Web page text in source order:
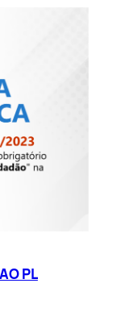
PL